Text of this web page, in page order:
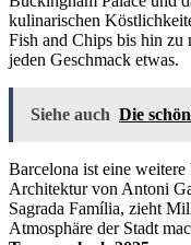
kulinarischen
Fish and Chips bis hin zu
jeden Geschmack etwas.
Siehe auch Die
Barcelona ist eine weitere
Architektur von Antoni
Sagrada Família, zieht
Atmosphäre der Stadt